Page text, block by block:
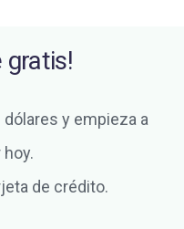
gratis!
y empieza a
de crédito.